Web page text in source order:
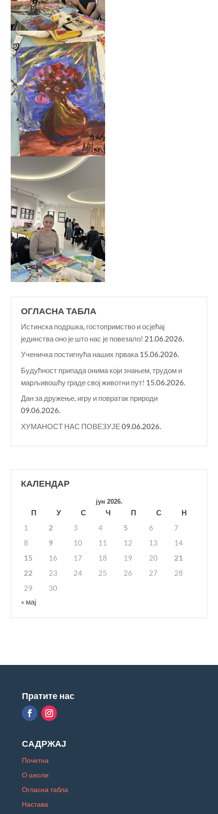
ОГЛАСНА ТАБЛА
Истинска подршка, гостопримство и осјећај
јединства оно је што нас је повезало! 21.06.2026.
Ученичка постигнућа наших првака 15.06.2026.
Будућност припада онима који знањем, трудом и
марљивошћу граде свој животни пут! 15.06.2026.
Дан за дружење, игру и повратак природи
09.06.2026.
ХУМАНОСТ НАС ПОВЕЗУЈЕ 09.06.2026.
КАЛЕНДАР
јун 2026.
П У С Ч П С
Н
1
2 3 4 5 6
7
8
9 10 11 12 13
14
15
16 17 18 19 20
21
22
23 24 25 26 27
28
29
30
« мај
Пратите нас
САДРЖАЈ
Почетна
О школи
Огласна табла
Настава